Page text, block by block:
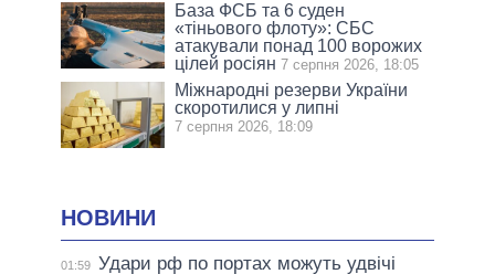
База ФСБ та 6 суден
«тіньового флоту»: СБС
атакували понад 100 ворожих
цілей росіян 7 серпня 2026, 18:05
Міжнародні резерви України
скоротилися у липні
7 серпня 2026, 18:09
НОВИНИ
01:59 Удари рф по портах можуть удвічі